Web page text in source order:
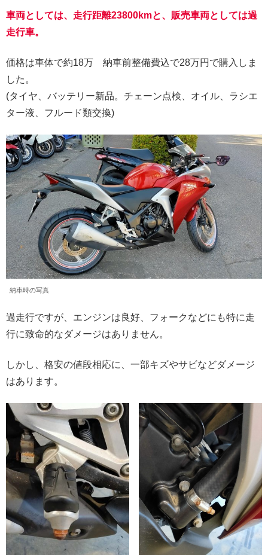
車両としては、走行距離23800kmと、販売車両としては過
走行車。
価格は車体で約18万 納車前整備費込で28万円で購入しま
した。
(タイヤ、バッテリー新品。チェーン点検、オイル、ラシエ
ター液、フルード類交換)
納車時の写真
過走行ですが、エンジンは良好、フォークなどにも特に走
行に致命的なダメージはありません。
しかし、格安の値段相応に、一部キズやサビなどダメージ
はあります。